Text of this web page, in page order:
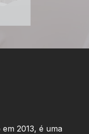
2013, é uma